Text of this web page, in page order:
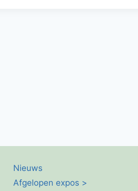
Nieuws
Afgelopen expos >